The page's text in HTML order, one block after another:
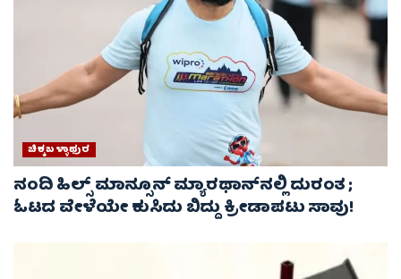
ಚಿಕ್ಕಬಳ್ಳಾಫುರ
ನಂದಿ ಹಿಲ್ಸ್ ಮಾನ್ಸೂನ್ ಮ್ಯಾರಥಾನ್‌ನಲ್ಲಿ ದುರಂತ ;
ಓಟದ ವೇಳೆಯೇ ಕುಸಿದು ಬಿದ್ದು ಕ್ರೀಡಾಪಟು ಸಾವು!